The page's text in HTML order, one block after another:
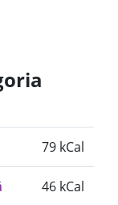
79 kCal
46 kCal